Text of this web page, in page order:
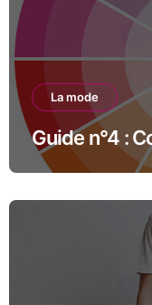
La mode
Guide n°4 :